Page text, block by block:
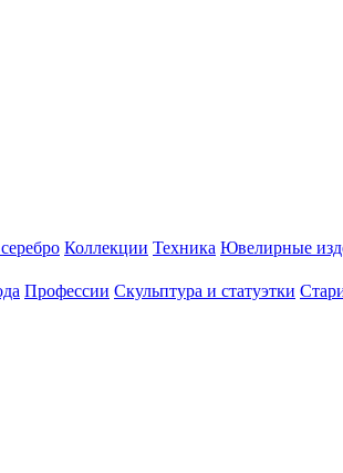
Коллекции Техника Ювелирные
Профессии Скульптура и статуэтки